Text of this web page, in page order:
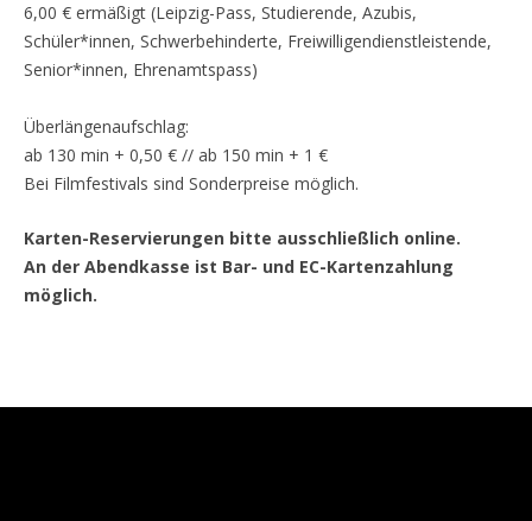
6,00 € ermäßigt (Leipzig-Pass, Studierende, Azubis,
Schüler*innen, Schwerbehinderte, Freiwilligendienstleistende,
Senior*innen, Ehrenamtspass)
Überlängenaufschlag:
ab 130 min + 0,50 € // ab 150 min + 1 €
Bei Filmfestivals sind Sonderpreise möglich.
Karten-Reservierungen bitte ausschließlich online.
An der Abendkasse ist Bar- und EC-Kartenzahlung
möglich.